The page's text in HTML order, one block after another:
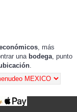
, más
una bodega, punto
.